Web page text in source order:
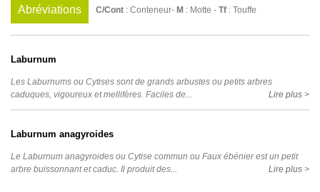
Abréviations C/Cont : Conteneur- M : Motte - Tf : Touffe
Laburnum
Les Laburnums ou Cytises sont de grands arbustes ou petits arbres
caduques, vigoureux et mellifères. Faciles de...
Lire plus >
Laburnum anagyroides
Le Laburnum anagyroides ou Cytise commun ou Faux ébénier est un petit
arbre buissonnant et caduc. Il produit des...
Lire plus >